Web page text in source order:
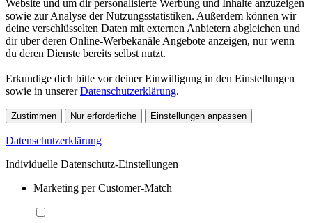
Website und um dir personalisierte Werbung und Inhalte anzuzeigen
sowie zur Analyse der Nutzungsstatistiken. Außerdem können wir
deine verschlüsselten Daten mit externen Anbietern abgleichen und
dir über deren Online-Werbekanäle Angebote anzeigen, nur wenn
du deren Dienste bereits selbst nutzt.
Erkundige dich bitte vor deiner Einwilligung in den Einstellungen
sowie in unsererDatenschutzerklärung.
Zustimmen Nur erforderliche Einstellungen anpassen
Datenschutzerklärung
Individuelle Datenschutz-Einstellungen
Marketing per Customer-Match